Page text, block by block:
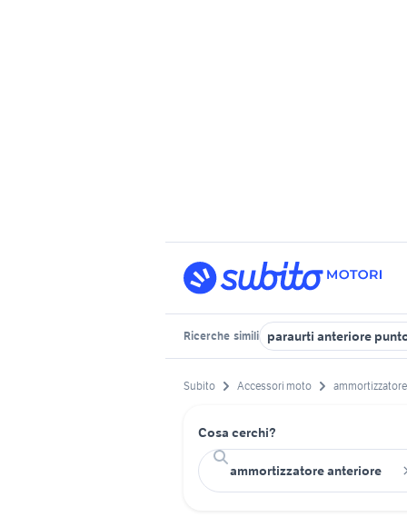
Ricerche simili paraurti anteriore
Subito Accessori moto
Cosa cerchi?